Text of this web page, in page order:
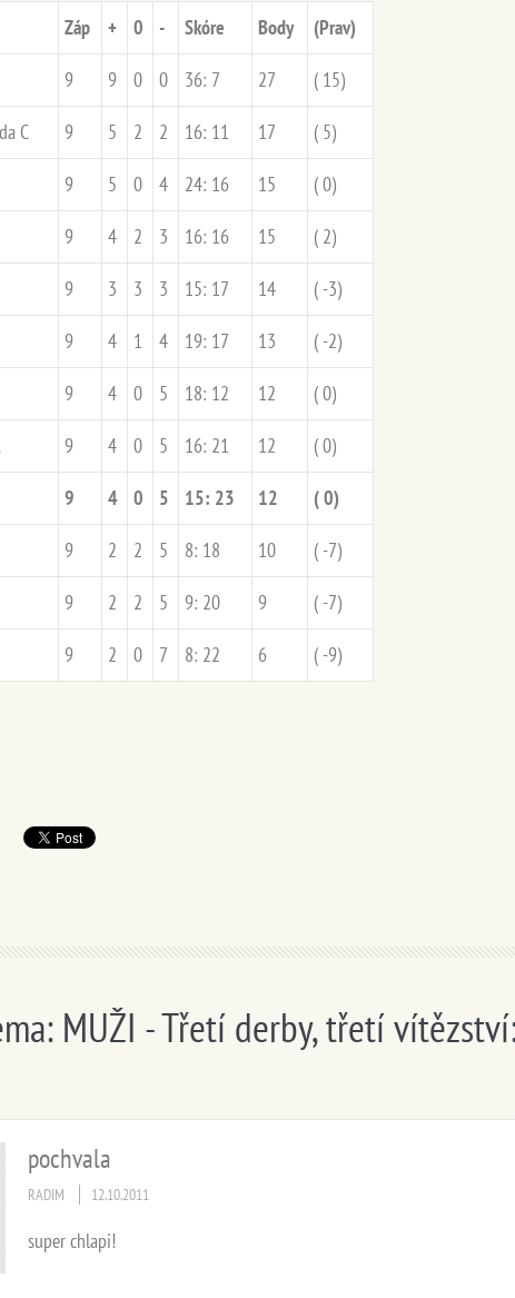
Záp + 0 - Skóre Body (Prav)
9 9 0 0 36: 7 27 ( 15)
C 9 5 2 2 16: 11 17 ( 5)
9 5 0 4 24: 16 15 ( 0)
9 4 2 3 16: 16 15 ( 2)
9 3 3 3 15: 17 14 ( -3)
9 4 1 4 19: 17 13 ( -2)
9 4 0 5 18: 12 12 ( 0)
9 4 0 5 16: 21 12 ( 0)
9 4 0 5 15: 23 12 ( 0)
9 2 2 5 8: 18 10 ( -7)
9 2 2 5 9: 20 9 ( -7)
9 2 0 7 8: 22 6 ( -9)
MUŽI - Třetí derby, třetí
pochvala
RADIM 12.10.2011
super chlapi!